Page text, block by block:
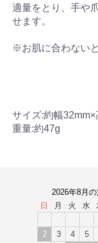
適量をとり、手や
せます。
※お肌に合わない
サイズ:約幅
重量:約47g
2026年8月の
日
月 火 水
2
3 4 5